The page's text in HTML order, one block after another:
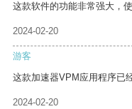
这款软件的功能非常强大，
2024-02-20
游客
这款加速器VPM应用程序已
2024-02-20